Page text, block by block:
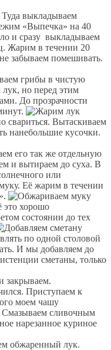
Туда выкладываем
«Выпечка» на 40
и сразу выкладываем
Жарим в течении 20
забываем помешивать.
грибы в чистую
лук, но перед этим
До прозрачности
свариться. Вытаскиваем
нанебольшие кусочки.
его так же отдельную
и вытираем до суха. В
или
Её жарим в течении
это хорошо
состоянии до тех
по одной столовой
И мы добавляем до
сметаны, только
закрываем.
Приступаем к
моем чашу
Смазываем сливочным
нарезанное куриное
обжаренный лук.